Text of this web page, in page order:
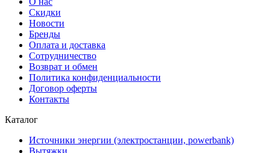
Скидки
Новости
Бренды
Оплата и доставка
Сотрудничество
Возврат и обмен
Политика конфиденциальности
Договор оферты
Контакты
Каталог
Источники энергии (электростанции, powerbank)